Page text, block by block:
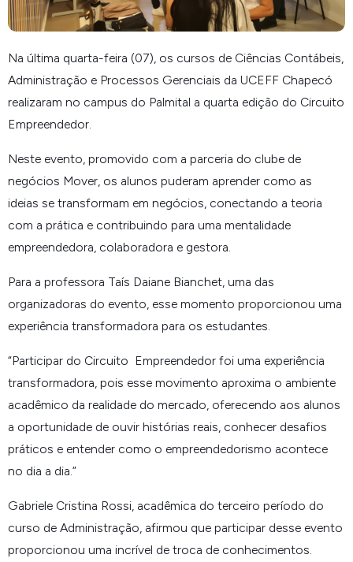
Na última quarta-feira (07), os cursos de Ciências Contábeis,
Administração e Processos Gerenciais da UCEFF Chapecó
realizaram no campus do Palmital a quarta edição do Circuito
Empreendedor.
Neste evento, promovido com a parceria do clube de
negócios Mover, os alunos puderam aprender como as
ideias se transformam em negócios, conectando a teoria
com a prática e contribuindo para uma mentalidade
empreendedora, colaboradora e gestora.
Para a professora Taís Daiane Bianchet, uma das
organizadoras do evento, esse momento proporcionou uma
experiência transformadora para os estudantes.
“Participar do Circuito Empreendedor foi uma experiência
transformadora, pois esse movimento aproxima o ambiente
acadêmico da realidade do mercado, oferecendo aos alunos
a oportunidade de ouvir histórias reais, conhecer desafios
práticos e entender como o empreendedorismo acontece
no dia a dia. ”
Gabriele Cristina Rossi, acadêmica do terceiro período do
curso de Administração, afirmou que participar desse evento
proporcionou uma incrível de troca de conhecimentos.